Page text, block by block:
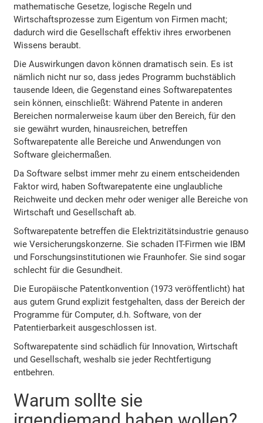
mathematische Gesetze, logische Regeln und
Wirtschaftsprozesse zum Eigentum von Firmen macht;
dadurch wird die Gesellschaft effektiv ihres erworbenen
Wissens beraubt.
Die Auswirkungen davon können dramatisch sein. Es ist
nämlich nicht nur so, dass jedes Programm buchstäblich
tausende Ideen, die Gegenstand eines Softwarepatentes
sein können, einschließt: Während Patente in anderen
Bereichen normalerweise kaum über den Bereich, für den
sie gewährt wurden, hinausreichen, betreffen
Softwarepatente alle Bereiche und Anwendungen von
Software gleichermaßen.
Da Software selbst immer mehr zu einem entscheidenden
Faktor wird, haben Softwarepatente eine unglaubliche
Reichweite und decken mehr oder weniger alle Bereiche von
Wirtschaft und Gesellschaft ab.
Softwarepatente betreffen die Elektrizitätsindustrie genauso
wie Versicherungskonzerne. Sie schaden IT-Firmen wie IBM
und Forschungsinstitutionen wie Fraunhofer. Sie sind sogar
schlecht für die Gesundheit.
Die Europäische Patentkonvention (1973 veröffentlicht) hat
aus gutem Grund explizit festgehalten, dass der Bereich der
Programme für Computer, d.h. Software, von der
Patentierbarkeit ausgeschlossen ist.
Softwarepatente sind schädlich für Innovation, Wirtschaft
und Gesellschaft, weshalb sie jeder Rechtfertigung
entbehren.
Warum sollte sie